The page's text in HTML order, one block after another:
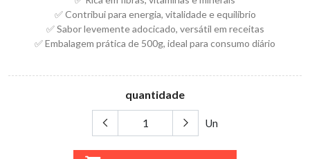
✅ Contribui para energia, vitalidade e equilíbrio
✅ Sabor levemente adocicado, versátil em receitas
✅ Embalagem prática de 500g, ideal para consumo diário
quantidade
Un